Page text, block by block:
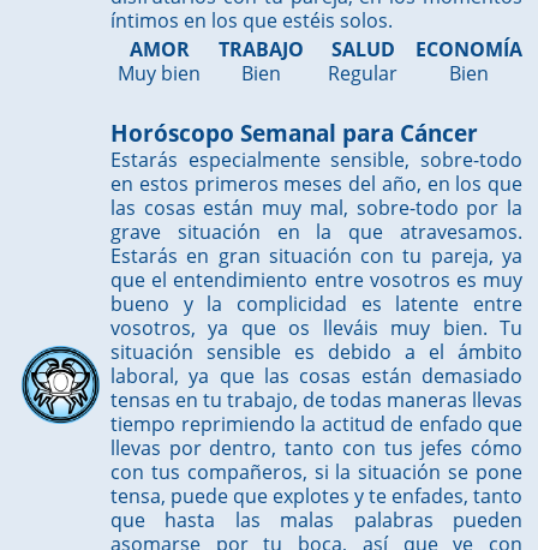
íntimos en los que estéis solos.
AMOR
Muy bien
TRABAJO
Bien
SALUD
Regular
ECONOMÍA
Bien
Horóscopo Semanal para Cáncer
Estarás especialmente sensible, sobre-todo
en estos primeros meses del año, en los que
las cosas están muy mal, sobre-todo por la
grave situación en la que atravesamos.
Estarás en gran situación con tu pareja, ya
que el entendimiento entre vosotros es muy
bueno y la complicidad es latente entre
vosotros, ya que os lleváis muy bien. Tu
situación sensible es debido a el ámbito
laboral, ya que las cosas están demasiado
tensas en tu trabajo, de todas maneras llevas
tiempo reprimiendo la actitud de enfado que
llevas por dentro, tanto con tus jefes cómo
con tus compañeros, si la situación se pone
tensa, puede que explotes y te enfades, tanto
que hasta las malas palabras pueden
asomarse por tu boca, así que ve con